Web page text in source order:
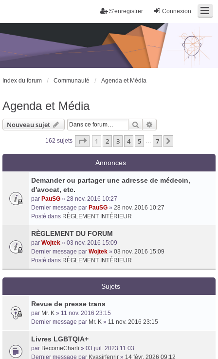
Connexion
S’enregistrer
Trans District
Forum d'information sur les transidentités masculines FtM/FtX/Ft*
Index du forum Communauté Agenda et Média
Agenda et Média
Nouveau sujet Rechercher
162 sujets Page 1sur7
1 2 3 4 5 … 7
Annonces
Demander ou partager une adresse de médecin,
d'avocat, etc.
par PauSG » 28 nov. 2016 10:27
Dernier message par PauSG » 28 nov. 2016 10:27
Posté dans RÈGLEMENT INTÉRIEUR
RÈGLEMENT DU FORUM
par Wojtek » 03 nov. 2016 15:09
Dernier message par Wojtek » 03 nov. 2016 15:09
Posté dans RÈGLEMENT INTÉRIEUR
Sujets
Revue de presse trans
par Mr. K » 11 nov. 2016 23:15
Dernier message par Mr. K » 11 nov. 2016 23:15
Livres LGBTQIA+
par BecomeCharli » 03 juil. 2023 11:03
Dernier message par Kvasirfenrir » 14 févr. 2026 09:12